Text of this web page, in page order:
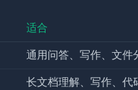
适合
通用问答、写作、文件
长文档理解、写作、代